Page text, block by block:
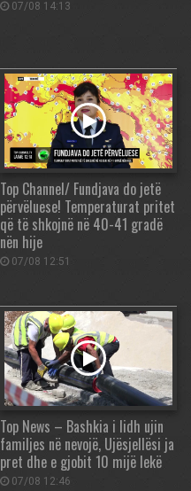
07/08 14:13
Top Channel/ Fundjava do jetë
përvëluese! Temperaturat pritet
që të shkojnë në 40-41 gradë
nën hije
07/08 12:51
Top News – Bashkia i lidh ujin
familjes në nevojë, Ujësjellësi ja
pret dhe e gjobit 10 mijë lekë
07/08 12:46